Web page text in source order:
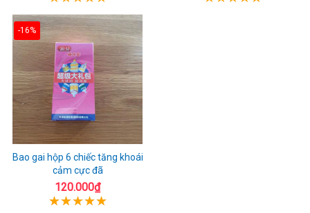
-16%
Bao gai hộp 6 chiếc tăng khoái
cảm cực đã
120.000₫